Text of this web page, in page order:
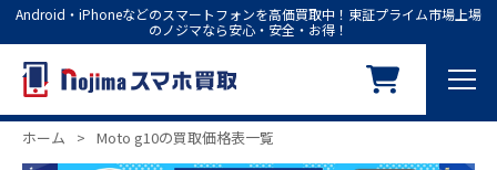
Android・iPhoneなどのスマートフォンを高価買取中！東証プライム市場上場
のノジマなら安心・安全・お得！
ホーム > Moto g10の買取価格表一覧